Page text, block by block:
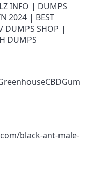
INFO | DUMPS
2024 | BEST
DUMPS SHOP |
DUMPS
black-ant-male-